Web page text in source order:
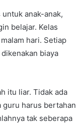
anak-anak,
belajar. Kelas
hari. Setiap
biaya
itu liar. Tidak ada
guru harus bertahan
tak seberapa